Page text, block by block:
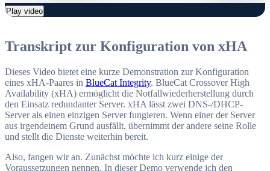
Play video
Transkript zur Konfiguration von xHA
Dieses Video bietet eine kurze Demonstration zur Konfiguration
eines xHA-Paares in BlueCat Integrity. BlueCat Crossover High
Availability (xHA) ermöglicht die Notfallwiederherstellung durch
den Einsatz redundanter Server. xHA lässt zwei DNS-/DHCP-
Server als einen einzigen Server fungieren. Wenn einer der Server
aus irgendeinem Grund ausfällt, übernimmt der andere seine Rolle
und stellt die Dienste weiterhin bereit.
Also, fangen wir an. Zunächst möchte ich kurz einige der
Voraussetzungen nennen. In dieser Demo verwende ich den